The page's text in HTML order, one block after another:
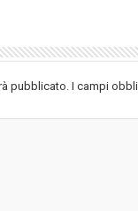
pubblicato. I campi